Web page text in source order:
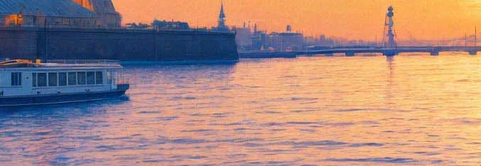
Викторина «Фонтанки»: Отличаете ли вы один
21 марта 2019,16:43 Версия для печати